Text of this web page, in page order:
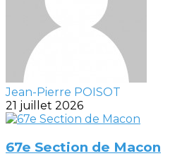
Jean-Pierre POISOT
21 juillet 2026
67e Section de Macon